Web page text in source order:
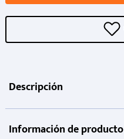
Descripción
Información de producto